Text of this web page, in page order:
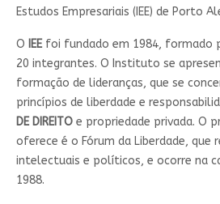
Estudos Empresariais (IEE) de Porto
O IEEfoi fundado em 1984, formado
20 integrantes. O Instituto se
formação de lideranças, que se
princípios de liberdade e
DE DIREITOe propriedade privada. O
oferece é o Fórum da Liberdade, que
intelectuais e políticos, e ocorre na
1988.